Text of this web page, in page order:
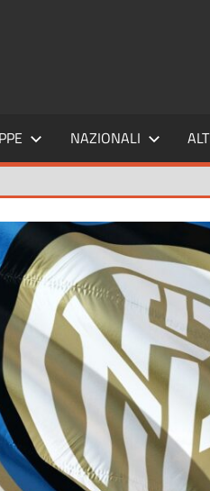
NAZIONALI